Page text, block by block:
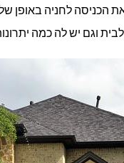
הכניסה לחניה באופן
וגם יש לה כמה